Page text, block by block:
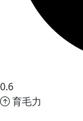
0.6
育毛力